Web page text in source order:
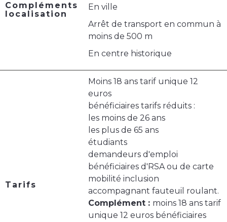
Compléments
localisation
En ville
Arrêt de transport en commun à
moins de 500 m
En centre historique
Tarifs
Moins 18 ans tarif unique 12
euros
bénéficiaires tarifs réduits :
les moins de 26 ans
les plus de 65 ans
étudiants
demandeurs d'emploi
bénéficiaires d'RSA ou de carte
mobilité inclusion
accompagnant fauteuil roulant.
Complément : moins 18 ans tarif
unique 12 euros bénéficiaires